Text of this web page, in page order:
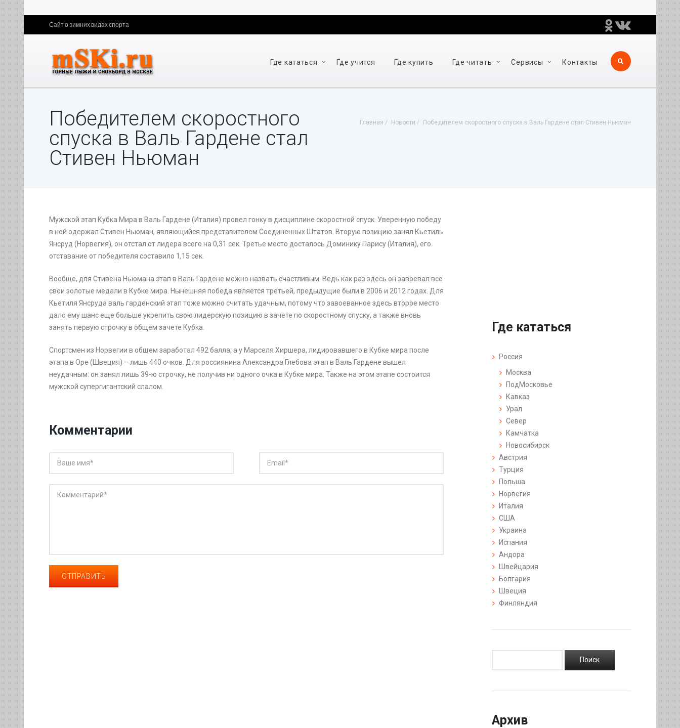
Сайт о зимних видах спорта
Где кататься Где учится Где купить Где читать Сервисы Контакты
Главная Новости Победителем скоростного спуска в Валь Гардене стал Стивен Ньюман
Победителем скоростного
спуска в Валь Гардене стал
Стивен Ньюман
Мужской этап Кубка Мира в Валь Гардене (Италия) провел гонку в дисциплине скоростной спуск. Уверенную победу
в ней одержал Стивен Ньюман, являющийся представителем Соединенных Штатов. Вторую позицию занял Кьетиль
Янсруд (Норвегия), он отстал от лидера всего на 0,31 сек. Третье место досталось Доминику Парису (Италия), его
отставание от победителя составило 1,15 сек.
Вообще, для Стивена Ньюмана этап в Валь Гардене можно назвать счастливым. Ведь как раз здесь он завоевал все
свои золотые медали в Кубке мира. Нынешняя победа является третьей, предыдущие были в 2006 и 2012 годах. Для
Кьетиля Янсруда валь гарденский этап тоже можно считать удачным, потому что завоеванное здесь второе место
дало ему шанс еще больше укрепить свою лидерскую позицию в зачете по скоростному спуску, а также вновь
занять первую строчку в общем зачете Кубка.
Спортсмен из Норвегии в общем заработал 492 балла, а у Марселя Хиршера, лидировавшего в Кубке мира после
этапа в Оре (Швеция) – лишь 440 очков. Для россиянина Александра Глебова этап в Валь Гардене вышел
неудачным: он занял лишь 39-ю строчку, не получив ни одного очка в Кубке мира. Также на этом этапе состоится
мужской супергигантский слалом.
Комментарии
Где кататься
Россия
Москва
ПодМосковье
Кавказ
Урал
Север
Камчатка
Новосибирск
Австрия
Турция
Польша
Норвегия
Италия
США
Украина
Испания
Андора
Швейцария
Болгария
Швеция
Финляндия
Архив